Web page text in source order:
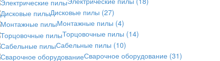
Дисковые пилы (27)
Монтажные пилы (4)
Торцовочные пилы (14)
Сабельные пилы (10)
Сварочное оборудование (31)